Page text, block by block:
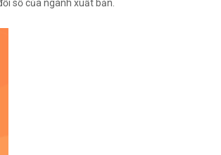
số của ngành xuất bản.